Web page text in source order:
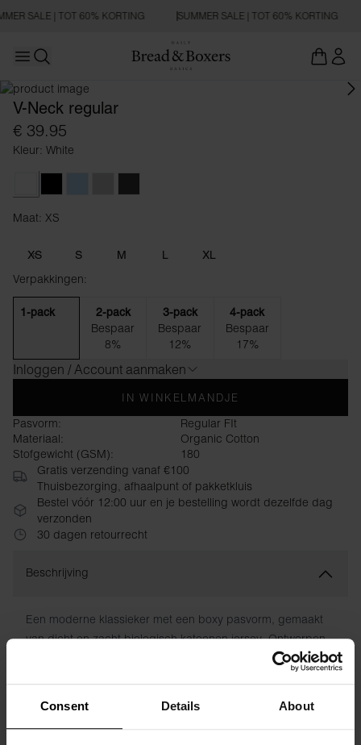
Consent Details About
SALE | TOT 60% KORTING SUMMER SALE | TOT 60% KORTING
Open main menu
REGULAR FIT
V-Neck regular
€ 39.95
Kleur: White
Maat: XS
XS S M L XL
Verpakkingen:
1-pack 2-pack
Bespaar
8%
3-pack
Bespaar
12%
4-pack
Bespaar
17%
Inloggen / Account aanmaken
IN WINKELMANDJE
Pasvorm:
Regular FIt
Materiaal:
Organic Cotton
Stofgewicht (GSM):
180
Gratis verzending vanaf €100
Thuisbezorging, afhaalpunt of pakketkluis
Bestel vóór 12:00 uur en je bestelling wordt dezelfde dag
verzonden
30 dagen retourrecht
Beschrijving
Een moderne klassieker met een boxy pasvorm, gemaakt
van dicht en zacht biologisch katoenen jersey. Ontworpen
voor een normale pasvorm met een royale V-hals en